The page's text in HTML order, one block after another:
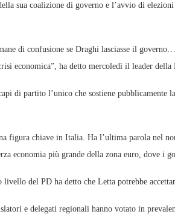
sua coalizione di governo e l’avvio di
di confusione se Draghi lasciasse il
economica”, ha detto mercoledì il leader
di partito l’unico che sostiene pubblicamente
figura chiave in Italia. Ha l’ultima parola nel
economia più grande della zona euro, dove i
del PD ha detto che Letta potrebbe
e delegati regionali hanno votato in